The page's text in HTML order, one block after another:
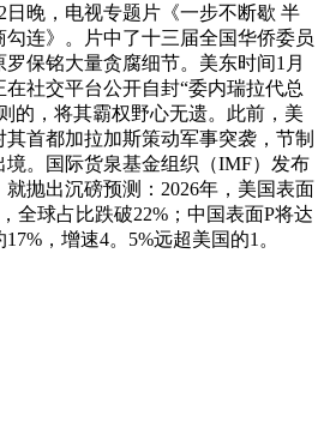
日晚，电视专题片《一步不断歇 半
连》。片中了十三届全国华侨委员
保铭大量贪腐细节。美东时间1月
社交平台公开自封“委内瑞拉代总
的，将其霸权野心无遗。此前，美
首都加拉加斯策动军事突袭，节制
。国际货泉基金组织（IMF）发布
抛出沉磅预测：2026年，美国表面
全球占比跌破22%；中国表面P将达
，增速4。5%远超美国的1。